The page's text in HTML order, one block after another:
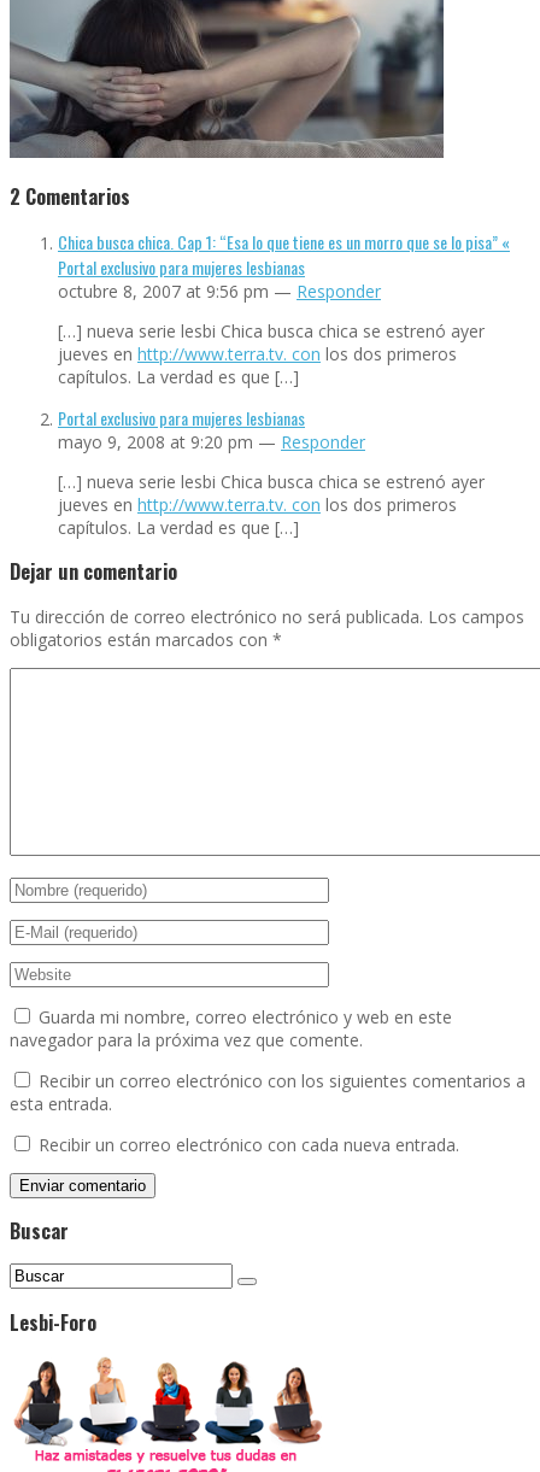
2 Comentarios
Chica busca chica. Cap 1: “Esa lo que tiene es un morro que se lo pisa” «
Portal exclusivo para mujeres lesbianas
octubre 8, 2007 at 9:56 pm — Responder
[…] nueva serie lesbi Chica busca chica se estrenó ayer
jueves en http://www.terra.tv. con los dos primeros
capítulos. La verdad es que […]
Portal exclusivo para mujeres lesbianas
mayo 9, 2008 at 9:20 pm — Responder
[…] nueva serie lesbi Chica busca chica se estrenó ayer
jueves en http://www.terra.tv. con los dos primeros
capítulos. La verdad es que […]
Dejar un comentario
Tu dirección de correo electrónico no será publicada. Los campos
obligatorios están marcados con *
Guarda mi nombre, correo electrónico y web en este
navegador para la próxima vez que comente.
Recibir un correo electrónico con los siguientes comentarios a
esta entrada.
Recibir un correo electrónico con cada nueva entrada.
Buscar
Lesbi-Foro